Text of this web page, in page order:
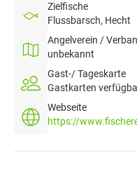
Zielfische
Flussbarsch, Hecht
Angelverein /
unbekannt
Gast-/ Tageskarte
Gastkarten
Webseite
https://